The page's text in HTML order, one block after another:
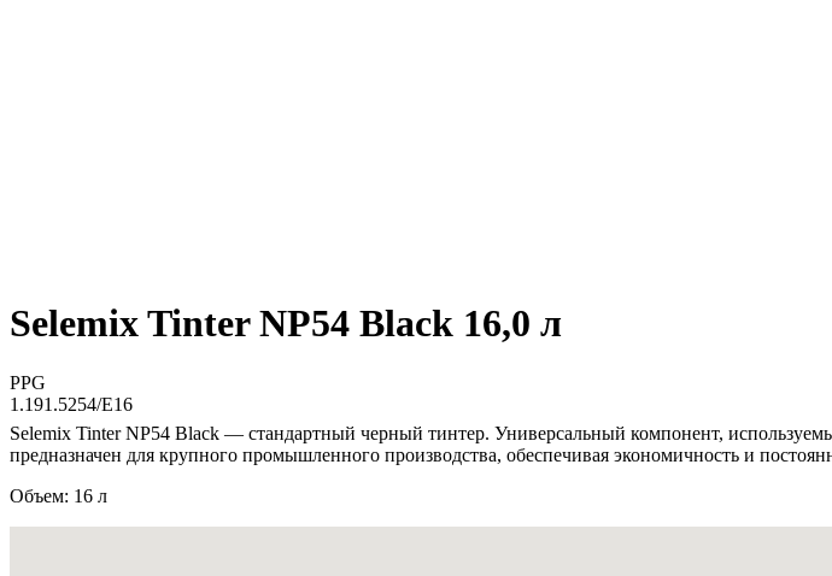
Selemix Tinter NP54 Black 16,0 л
PPG
1.191.5254/E16
Selemix Tinter NP54 Black — стандартный черный тинтер. Универсальный компонент,
предназначен для крупного промышленного производства, обеспечивая экономичность и
Объем: 16 л